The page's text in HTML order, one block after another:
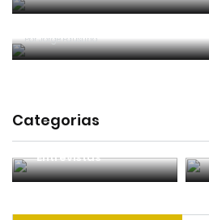
PorJorge Faustino
Categorias
Entrevistas